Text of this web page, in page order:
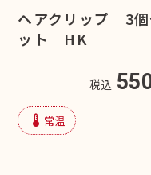
ヘアクリップ 3個
ット HK
税込
device_thermostat 常温